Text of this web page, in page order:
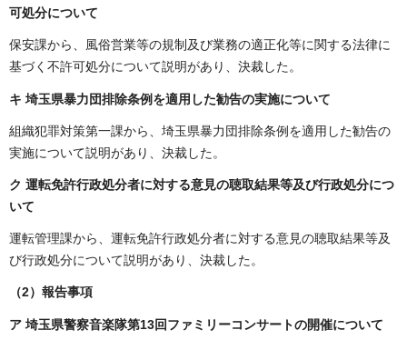
可処分について
保安課から、風俗営業等の規制及び業務の適正化等に関する法律に
基づく不許可処分について説明があり、決裁した。
キ 埼玉県暴力団排除条例を適用した勧告の実施について
組織犯罪対策第一課から、埼玉県暴力団排除条例を適用した勧告の
実施について説明があり、決裁した。
ク 運転免許行政処分者に対する意見の聴取結果等及び行政処分につ
いて
運転管理課から、運転免許行政処分者に対する意見の聴取結果等及
び行政処分について説明があり、決裁した。
（2） 報告事項
ア 埼玉県警察音楽隊第13回ファミリーコンサートの開催について